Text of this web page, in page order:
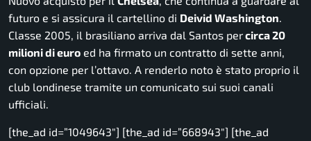
futuro e si assicura il cartellino di Deivid Washington.
Classe 2005, il brasiliano arriva dal Santos percirca 20
milioni di euro ed ha firmato un contratto di sette anni,
con opzione per l’ottavo. A renderlo noto è stato proprio il
club londinese tramite un comunicato sui suoi canali
ufficiali.
[the_ad id=”1049643″] [the_ad id=”668943″] [the_ad